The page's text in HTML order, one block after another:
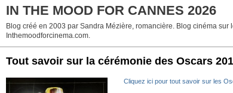
IN THE MOOD FOR CANNES 2026
Blog créé en 2003 par Sandra Mézière, romancière. Blog cinéma
Inthemoodforcinema.com.
Tout savoir sur la cérémonie des Oscars
Cliquez ici pour tout savoir sur les